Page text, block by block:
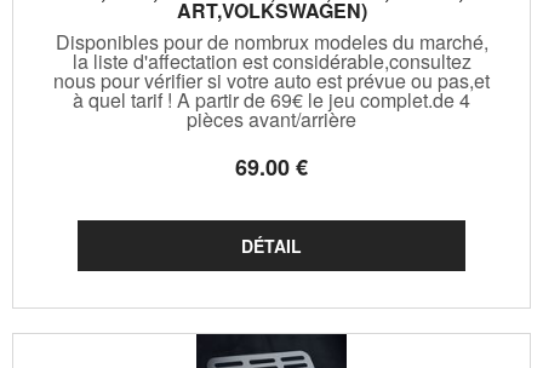
ART,VOLKSWAGEN)
Disponibles pour de nombrux modeles du marché,
la liste d'affectation est considérable,consultez
nous pour vérifier si votre auto est prévue ou pas,et
à quel tarif ! A partir de 69€ le jeu complet.de 4
pièces avant/arrière
69.00€